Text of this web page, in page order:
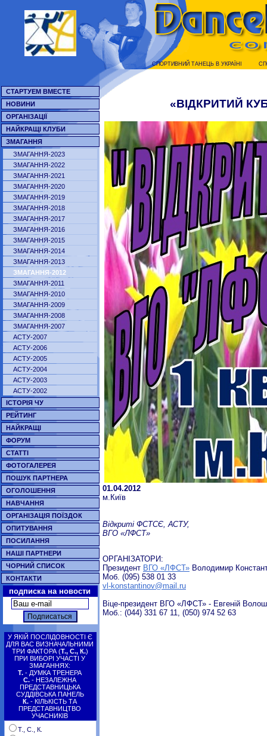
СТАРТУЕМ ВМЕСТЕ
НОВИНИ
ОРГАНІЗАЦІЇ
НАЙКРАЩІ КЛУБИ
ЗМАГАННЯ
ЗМАГАННЯ-2023
ЗМАГАННЯ-2022
ЗМАГАННЯ-2021
ЗМАГАННЯ-2020
ЗМАГАННЯ-2019
ЗМАГАННЯ-2018
ЗМАГАННЯ-2017
ЗМАГАННЯ-2016
ЗМАГАННЯ-2015
ЗМАГАННЯ-2014
ЗМАГАННЯ-2013
ЗМАГАННЯ-2012
ЗМАГАННЯ-2011
ЗМАГАННЯ-2010
ЗМАГАННЯ-2009
ЗМАГАННЯ-2008
ЗМАГАННЯ-2007
АСТУ-2007
АСТУ-2006
АСТУ-2005
АСТУ-2004
АСТУ-2003
АСТУ-2002
ІСТОРІЯ ЧУ
РЕЙТИНГ
НАЙКРАЩІ
ФОРУМ
СТАТТІ
ФОТОГАЛЕРЕЯ
ПОШУК ПАРТНЕРА
ОГОЛОШЕННЯ
НАВЧАННЯ
ОРГАНІЗАЦІЯ ПОЇЗДОК
ОПИТУВАННЯ
ПОСИЛАННЯ
НАШІ ПАРТНЕРИ
ЧОРНИЙ СПИСОК
КОНТАКТИ
подписка на новости
У ЯКІЙ ПОСЛІДОВНОСТІ Є
ДЛЯ ВАС ВИЗНАЧАЛЬНИМИ
ТРИ ФАКТОРА (Т., С., К.)
ПРИ ВИБОРІ УЧАСТІ У
ЗМАГАННЯХ:
Т. - ДУМКА ТРЕНЕРА
С. - НЕЗАЛЕЖНА
ПРЕДСТАВНИЦЬКА
СУДДІВСЬКА ПАНЕЛЬ
К. - КІЛЬКІСТЬ ТА
ПРЕДСТАВНИЦТВО
УЧАСНИКІВ
Т., С., К.
СПОРТИВНИЙ ТАНЕЦЬ В УКРАЇНI
«ВІДКРИТИЙ
01.04.2012
м.Київ
Відкриті ФСТСЄ, АСТУ,
ВГО «ЛФСТ»
ОРГАНІЗАТОРИ:
Президент ВГО «ЛФСТ» Володимир
Моб. (095) 538 01 33
vl-konstantinov@mail.ru
Віце-президент ВГО «ЛФСТ» - Евгеній
Моб.: (044) 331 67 11, (050) 974 52 63